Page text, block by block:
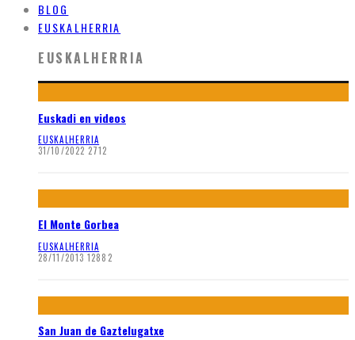
BLOG
EUSKALHERRIA
EUSKALHERRIA
Euskadi en videos
EUSKALHERRIA
31/10/2022 2712
El Monte Gorbea
EUSKALHERRIA
28/11/2013 12882
San Juan de Gaztelugatxe